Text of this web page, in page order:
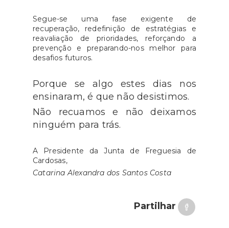
Segue-se uma fase exigente de
recuperação, redefinição de estratégias e
reavaliação de prioridades, reforçando a
prevenção e preparando-nos melhor para
desafios futuros.
Porque se algo estes dias nos
ensinaram, é que não desistimos.
Não recuamos e não deixamos
ninguém para trás.
A Presidente da Junta de Freguesia de
Cardosas,
Catarina Alexandra dos Santos Costa
Partilhar